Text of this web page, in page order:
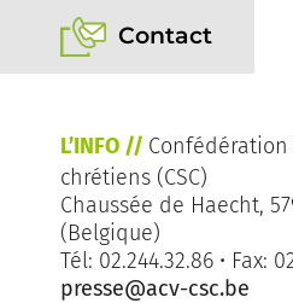
Contact
L’INFO //
chrétiens (CSC)
Chaussée de Haecht,
(Belgique)
Tél: 02.244.32.86 • Fax:
presse@acv-csc.be